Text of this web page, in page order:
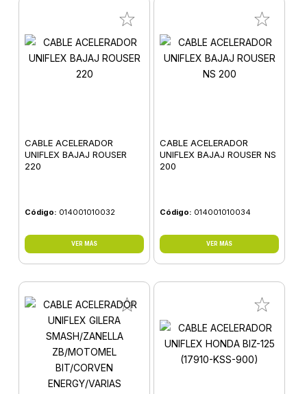
CABLE ACELERADOR
UNIFLEX BAJAJ ROUSER
220
Código: 014001010032
VER MÁS
CABLE ACELERADOR
UNIFLEX BAJAJ ROUSER NS
200
Código: 014001010034
VER MÁS